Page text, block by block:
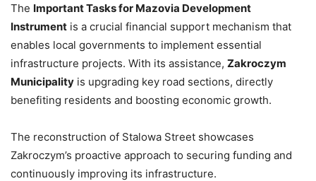
The Important Tasks for Mazovia Development
Instrument is a crucial financial support mechanism that
enables local governments to implement essential
infrastructure projects. With its assistance, Zakroczym
Municipality is upgrading key road sections, directly
benefiting residents and boosting economic growth.
The reconstruction of Stalowa Street showcases
Zakroczym’s proactive approach to securing funding and
continuously improving its infrastructure.